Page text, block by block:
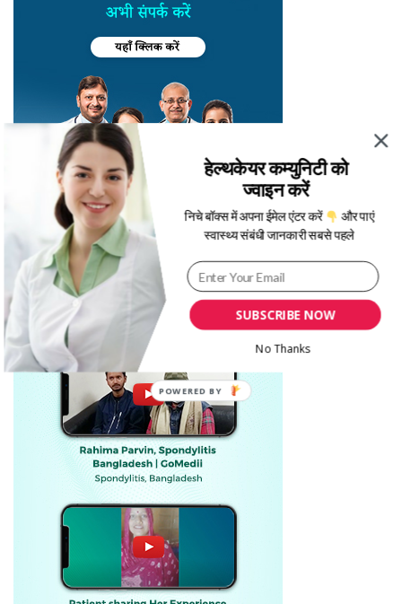
SUBSCRIBE NOW
हेल्थकेयर कम्युनिटी को
ज्वाइन करें
निचे बॉक्स में अपना ईमेल एंटर करें और पाएं
स्वास्थ्य संबंधी जानकारी सबसे पहले
No Thanks
POWERED BY